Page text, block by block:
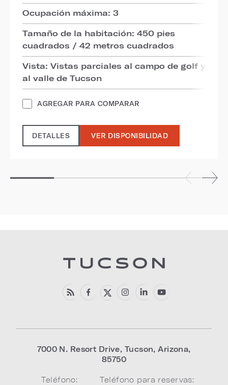
Ocupación máxima: 3
Tamaño de la habitación: 450 pies
cuadrados / 42 metros cuadrados
Vista: Vistas parciales al campo de golf y
al valle de Tucson
AGREGAR PARA COMPARAR
DETALLES VER DISPONIBILIDAD
7000 N. Resort Drive, Tucson,Arizona,
85750
Teléfono:
Teléfono para reservas: